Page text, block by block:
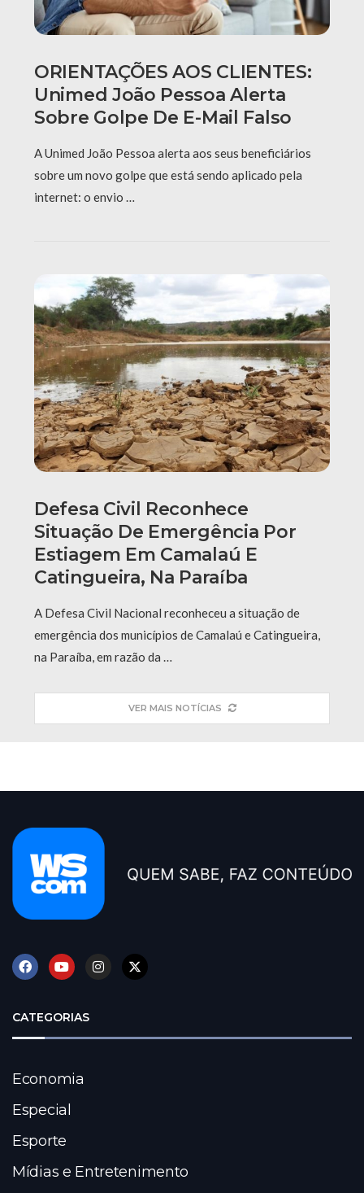
ORIENTAÇÕES AOS CLIENTES:
Unimed João Pessoa Alerta
Sobre Golpe De E-Mail Falso
A Unimed João Pessoa alerta aos seus beneficiários
sobre um novo golpe que está sendo aplicado pela
internet: o envio …
Defesa Civil Reconhece
Situação De Emergência Por
Estiagem Em Camalaú E
Catingueira, Na Paraíba
A Defesa Civil Nacional reconheceu a situação de
emergência dos municípios de Camalaú e Catingueira,
na Paraíba, em razão da …
VER MAIS NOTÍCIAS
CATEGORIAS
Economia
Especial
Esporte
Mídias e Entretenimento